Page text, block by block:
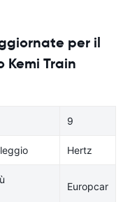
per il
Kemi Train
9
Hertz
Europcar